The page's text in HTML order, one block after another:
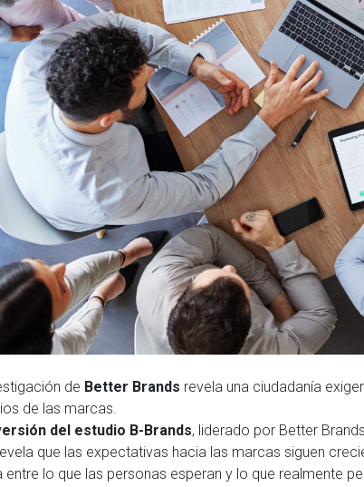
de Better Brands revela una ciudadanía
de las marcas.
del estudio B-Brands, liderado por Better
que las expectativas hacia las marcas siguen
entre lo que las personas esperan y lo que realmente